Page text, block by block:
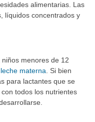
alimentarias. Las
líquidos concentrados y
menores de 12
materna. Si bien
para lactantes que se
todos los nutrientes